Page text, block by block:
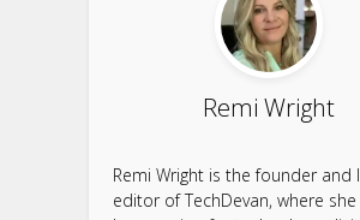
Remi Wright
Remi Wright is the founder and
editor of TechDevan, where